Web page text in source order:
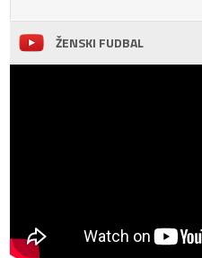
ŽENSKI FUDBAL